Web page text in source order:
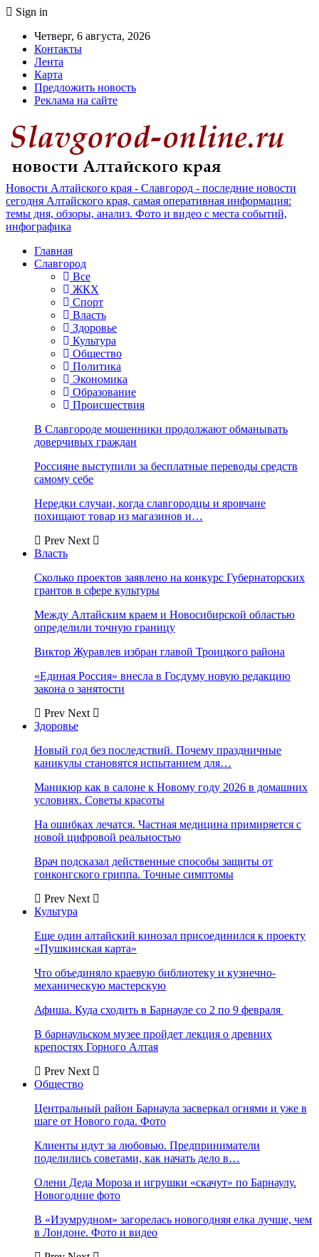
Sign in
Четверг, 6 августа, 2026
Контакты
Лента
Карта
Предложить новость
Реклама на сайте
Новости Алтайского края - Славгород - последние новости
сегодня Алтайского края, самая оперативная информация:
темы дня, обзоры, анализ. Фото и видео с места событий,
инфографика
Главная
Славгород
Все
ЖКХ
Спорт
Власть
Здоровье
Культура
Общество
Политика
Экономика
Образование
Происшествия
В Славгороде мошенники продолжают обманывать
доверчивых граждан
Россияне выступили за бесплатные переводы средств
самому себе
Нередки случаи, когда славгородцы и яровчане
похищают товар из магазинов и…
Prev Next
Власть
Сколько проектов заявлено на конкурс Губернаторских
грантов в сфере культуры
Между Алтайским краем и Новосибирской областью
определили точную границу
Виктор Журавлев избран главой Троицкого района
«Единая Россия» внесла в Госдуму новую редакцию
закона о занятости
Prev Next
Здоровье
Новый год без последствий. Почему праздничные
каникулы становятся испытанием для…
Маникюр как в салоне к Новому году 2026 в домашних
условиях. Советы красоты
На ошибках лечатся. Частная медицина примиряется с
новой цифровой реальностью
Врач подсказал действенные способы защиты от
гонконгского гриппа. Точные симптомы
Prev Next
Культура
Еще один алтайский кинозал присоединился к проекту
«Пушкинская карта»
Что объединяло краевую библиотеку и кузнечно-
механическую мастерскую
Афиша. Куда сходить в Барнауле со 2 по 9 февраля
В барнаульском музее пройдет лекция о древних
крепостях Горного Алтая
Prev Next
Общество
Центральный район Барнаула засверкал огнями и уже в
шаге от Нового года. Фото
Клиенты идут за любовью. Предприниматели
поделились советами, как начать дело в…
Олени Деда Мороза и игрушки «скачут» по Барнаулу.
Новогодние фото
В «Изумрудном» загорелась новогодняя елка лучше, чем
в Лондоне. Фото и видео